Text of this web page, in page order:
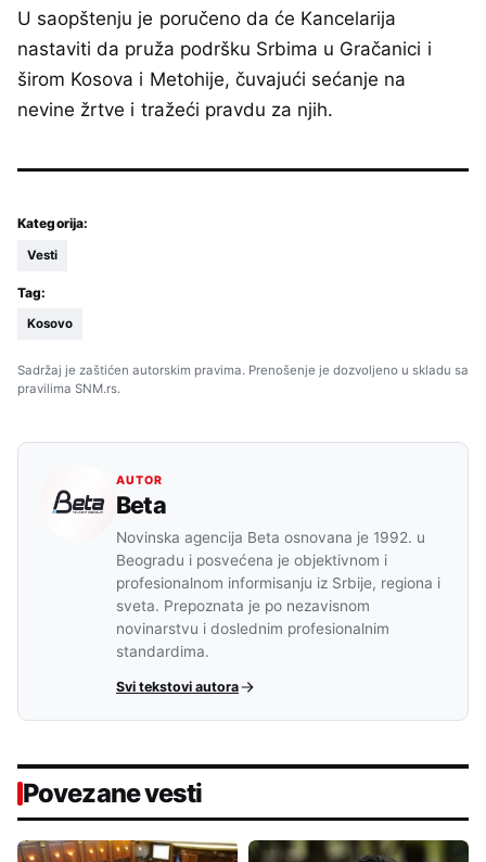
U saopštenju je poručeno da će Kancelarija
nastaviti da pruža podršku Srbima u Gračanici i
širom Kosova i Metohije, čuvajući sećanje na
nevine žrtve i tražeći pravdu za njih.
Kategorija:
Vesti
Tag:
Kosovo
Sadržaj je zaštićen autorskim pravima. Prenošenje je dozvoljeno u skladu sa
pravilima SNM.rs.
AUTOR
Beta
Novinska agencija Beta osnovana je 1992. u
Beogradu i posvećena je objektivnom i
profesionalnom informisanju iz Srbije, regiona i
sveta. Prepoznata je po nezavisnom
novinarstvu i doslednim profesionalnim
standardima.
Svi tekstovi autora
Povezane vesti